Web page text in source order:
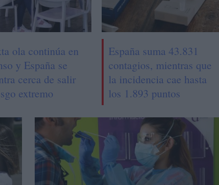
ola continúa en
y España se
cerca de salir
extremo
España suma 43.831
contagios, mientras que
la incidencia cae hasta
los 1.893 puntos